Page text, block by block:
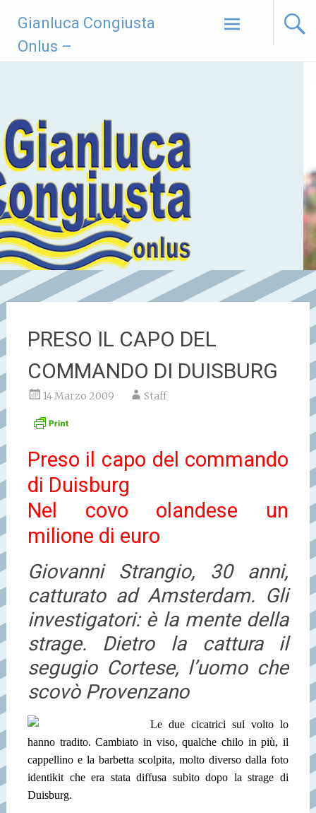
contenuto
Gianluca Congiusta
Onlus –
PRESO IL CAPO DEL
COMMANDO DI DUISBURG
14 Marzo 2009 Staff
Preso il capo del commando
di Duisburg
Nel covo olandese un
milione di euro
Giovanni Strangio, 30 anni,
catturato ad Amsterdam. Gli
investigatori: è la mente della
strage. Dietro la cattura il
segugio Cortese, l’uomo che
scovò Provenzano
Le due cicatrici sul volto lo
hanno tradito. Cambiato in viso, qualche chilo in più, il
cappellino e la barbetta scolpita, molto diverso dalla foto
identikit che era stata diffusa subito dopo la strage di
Duisburg.